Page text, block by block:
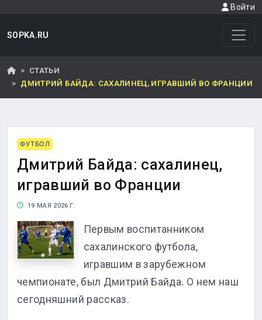
Войти
SOPKA.RU
СТАТЬИ
ДМИТРИЙ БАЙДА: САХАЛИНЕЦ, ИГРАВШИЙ ВО ФРАНЦИИ
ФУТБОЛ
Дмитрий Байда: сахалинец,
игравший во Франции
19 МАЯ 2026 Г.
Первым воспитанником
сахалинского футбола,
игравшим в зарубежном
чемпионате, был Дмитрий Байда. О нем наш
сегодняшний рассказ.